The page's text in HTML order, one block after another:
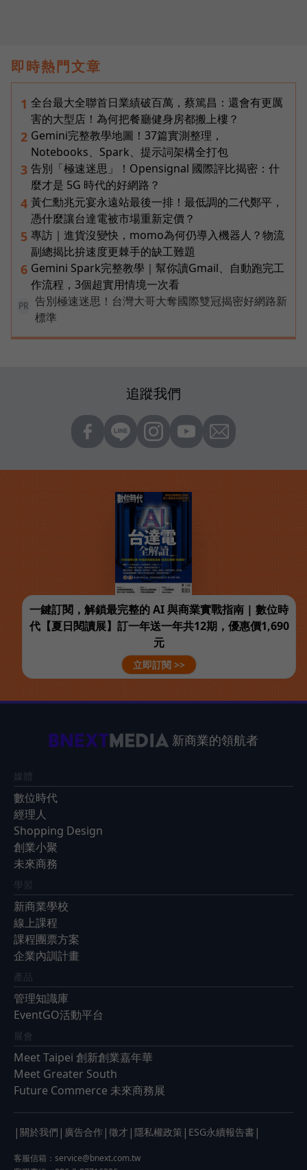
即時熱門文章
1 全台最大全聯首日業績破百萬，蔡篤昌：還會有更厲
害的大型店！為何把餐廳健身房都搬上樓？
2 Gemini完整教學地圖！37篇實測整理，
Notebooks、Spark、提示詞架構全打包
3 告別「極速迷思」！Opensignal 國際評比揭密：什
麼才是 5G 時代的好網路？
4 黃仁勳兆元宴永遠站最後一排！最低調的二代鄭平，
憑什麼讓台達電被市場重新定價？
5 專訪｜進貨沒變快，momo為何仍導入機器人？物流
副總揭比拚速度更棘手的缺工難題
6 Gemini Spark完整教學｜幫你讀Gmail、自動跑完工
作流程，3個超實用情境一次看
PR
告別極速迷思！台灣大哥大奪國際雙冠揭密好網路新
標準
追蹤我們
一鍵訂閱，解鎖最完整的 AI 與商業實戰指南 | 數位時
代【夏日閱讀展】訂一年送一年共12期，優惠價1,690
元
立即訂閱 >>
新商業的領航者
媒體
數位時代
經理人
Shopping Design
創業小聚
未來商務
學習
新商業學校
線上課程
課程團票方案
企業內訓計畫
產品
管理知識庫
EventGO活動平台
展會
Meet Taipei 創新創業嘉年華
Meet Greater South
Future Commerce 未來商務展
| 關於我們 | 廣告合作 | 徵才 | 隱私權政策 | ESG永續報告書 |
客服信箱： service@bnext.com.tw